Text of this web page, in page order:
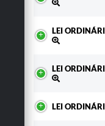
LEI
LEI
LEI